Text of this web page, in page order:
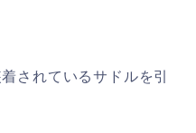
されているサドルを引